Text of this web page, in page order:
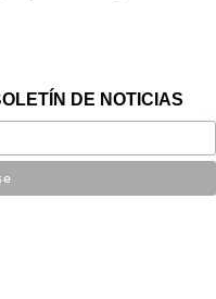
DE NOTICIAS